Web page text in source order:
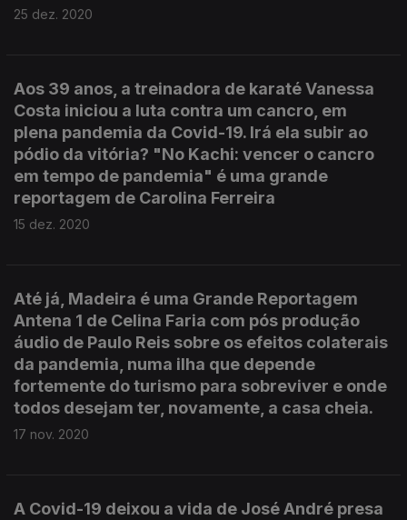
25 dez. 2020
Aos 39 anos, a treinadora de karaté Vanessa
Costa iniciou a luta contra um cancro, em
plena pandemia da Covid-19. Irá ela subir ao
pódio da vitória? "No Kachi: vencer o cancro
em tempo de pandemia" é uma grande
reportagem de Carolina Ferreira
15 dez. 2020
Até já, Madeira é uma Grande Reportagem
Antena 1 de Celina Faria com pós produção
áudio de Paulo Reis sobre os efeitos colaterais
da pandemia, numa ilha que depende
fortemente do turismo para sobreviver e onde
todos desejam ter, novamente, a casa cheia.
17 nov. 2020
A Covid-19 deixou a vida de José André presa